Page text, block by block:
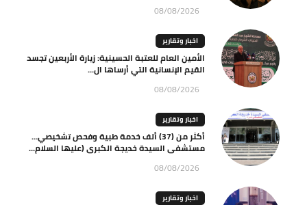
08/08/2026
اخبار وتقارير
الأمين العام للعتبة الحسينية: زيارة الأربعين تجسد
القيم الإنسانية التي أرساها ال...
08/08/2026
اخبار وتقارير
أكثر من (37) ألف خدمة طبية وفحص تشخيصي…
مستشفى السيدة خديجة الكبرى (عليها السلام...
08/08/2026
اخبار وتقارير